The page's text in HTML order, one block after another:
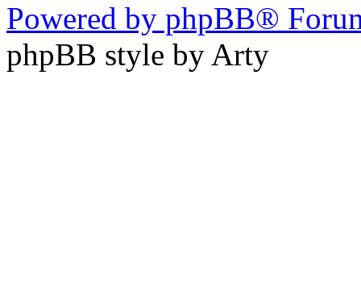
Powered by phpBB®
phpBB style by Arty